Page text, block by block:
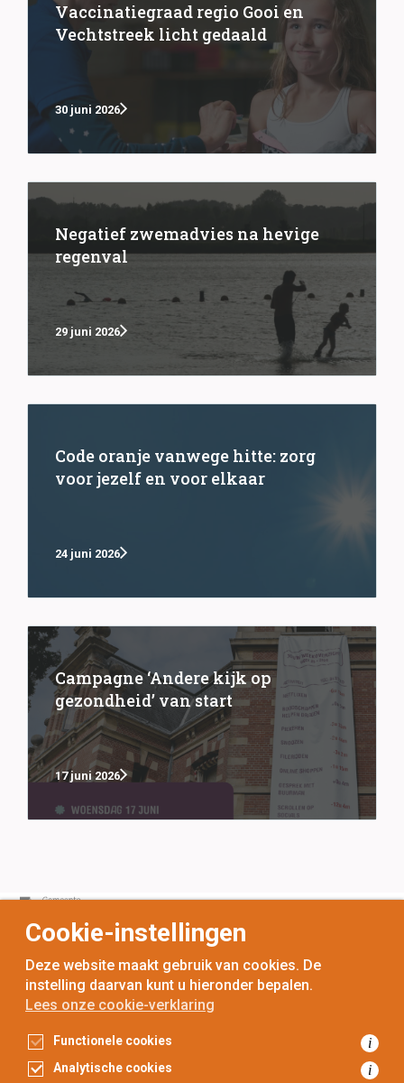
Vaccinatiegraad regio Gooi en
Vechtstreek licht gedaald
30 juni 2026
Negatief zwemadvies na hevige
regenval
29 juni 2026
Code oranje vanwege hitte: zorg
voor jezelf en voor elkaar
24 juni 2026
Campagne ‘Andere kijk op
gezondheid’ van start
17 juni 2026
voorinwoners,metgemeenten
Toegankelijkheidsverklaring
Gegevensbescherming
Cookie-instellingen
Deze website maakt gebruik van cookies. De
instelling daarvan kunt u hieronder bepalen.
Lees onze cookie-verklaring
Functionele cookies i
Analytische cookies i